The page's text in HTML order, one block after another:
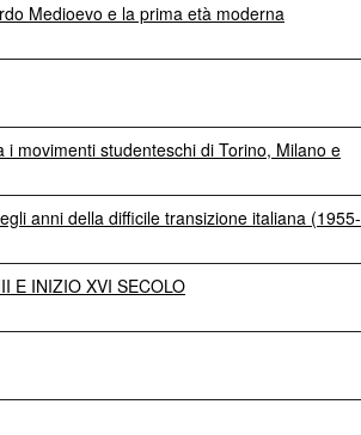
Medioevo e la prima età moderna
movimenti studenteschi di Torino, Milano e
anni della difficile transizione italiana (1955-
E INIZIO XVI SECOLO